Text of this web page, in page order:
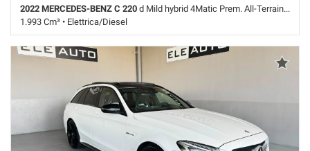
2022 MERCEDES-BENZ C 220 d Mild hybrid 4Matic Prem. All-Terrain PREZZO VERO
1.993 Cm³ • Elettrica/Diesel
99.000 Km • Cambio Automatico (9) • Blu metallizzato • 5 Porte • ABS •
Airbag • Airbag laterali • Airbag Passeggero • Airbag testa • Autoradio •
Autoradio digitale • Bluetooth • Bracciolo • Cerchi in lega • CERCHI
LEGA 19" • Chiusura centralizzata • Climatizzatore automatico, 2 zone
• Controllo trazione • Cruise Control • ESP • Fari LED • Immobilizzatore
elettronico • Interni in pelle • Leve al volante • Luce d'ambiente •
Portellone posteriore elettrico • Regolazione elettrica sedili • Schermo
multifunzione interamente digitale • Sedili sportivi • Sedili Sportivi •